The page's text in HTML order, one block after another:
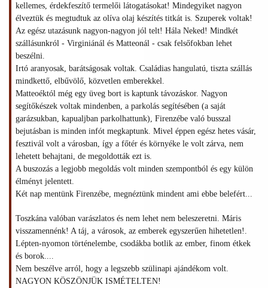
kellemes, érdekfeszítő termelői látogatásokat! Mindegyiket nagyon
élveztük és megtudtuk az olíva olaj készítés titkát is. Szuperek voltak!
Az egész utazásunk nagyon-nagyon jól telt! Hála Neked! Mindkét
szállásunkról - Virginiánál és Matteonál - csak felsőfokban lehet
beszélni.
Irtó aranyosak, barátságosak voltak. Családias hangulatú, tiszta szállás
mindkettő, elbűvölő, közvetlen emberekkel.
Matteoéktól még egy üveg bort is kaptunk távozáskor. Nagyon
segítőkészek voltak mindenben, a parkolás segítésében (a saját
garázsukban, kapualjban parkolhattunk), Firenzébe való busszal
bejutásban is minden infót megkaptunk. Mivel éppen egész hetes vásár,
fesztivál volt a városban, így a főtér és környéke le volt zárva, nem
lehetett behajtani, de megoldották ezt is.
A buszozás a legjobb megoldás volt minden szempontból és egy külön
élményt jelentett.
Két nap mentünk Firenzébe, megnéztünk mindent ami ebbe belefért...
Toszkána valóban varászlatos és nem lehet nem beleszeretni. Máris
visszamennénk! A táj, a városok, az emberek egyszerűen hihetetlen!.
Lépten-nyomon történelembe, csodákba botlik az ember, finom étkek
és borok....
Nem beszélve arról, hogy a legszebb szülinapi ajándékom volt.
NAGYON KÖSZÖNJÜK ISMÉTELTEN!